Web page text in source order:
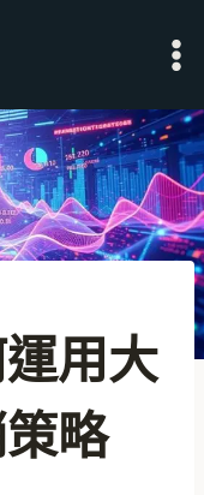
用大
略